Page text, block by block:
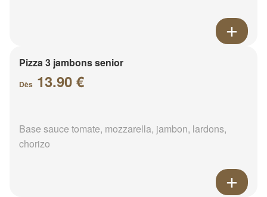
Pizza 3 jambons senior
Dès 13.90 €
Base sauce tomate, mozzarella, jambon, lardons,
chorizo